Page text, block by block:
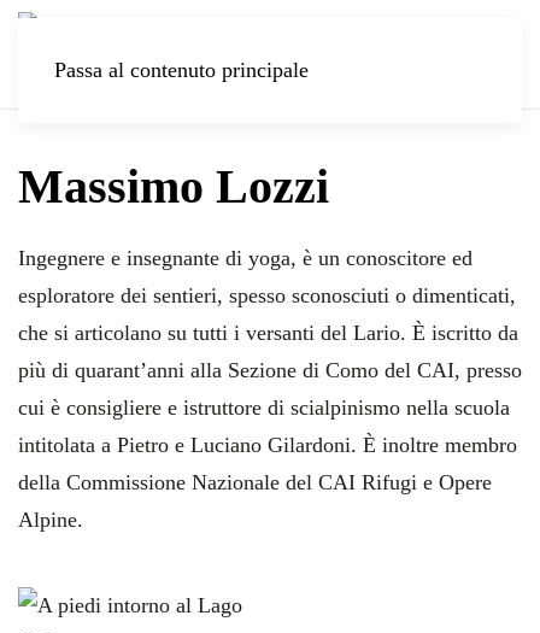
Passa al contenuto principale
Massimo Lozzi
Ingegnere e insegnante di yoga, è un conoscitore ed
esploratore dei sentieri, spesso sconosciuti o dimenticati,
che si articolano su tutti i versanti del Lario. È iscritto da
più di quarant’anni alla Sezione di Como del CAI, presso
cui è consigliere e istruttore di scialpinismo nella scuola
intitolata a Pietro e Luciano Gilardoni. È inoltre membro
della Commissione Nazionale del CAI Rifugi e Opere
Alpine.